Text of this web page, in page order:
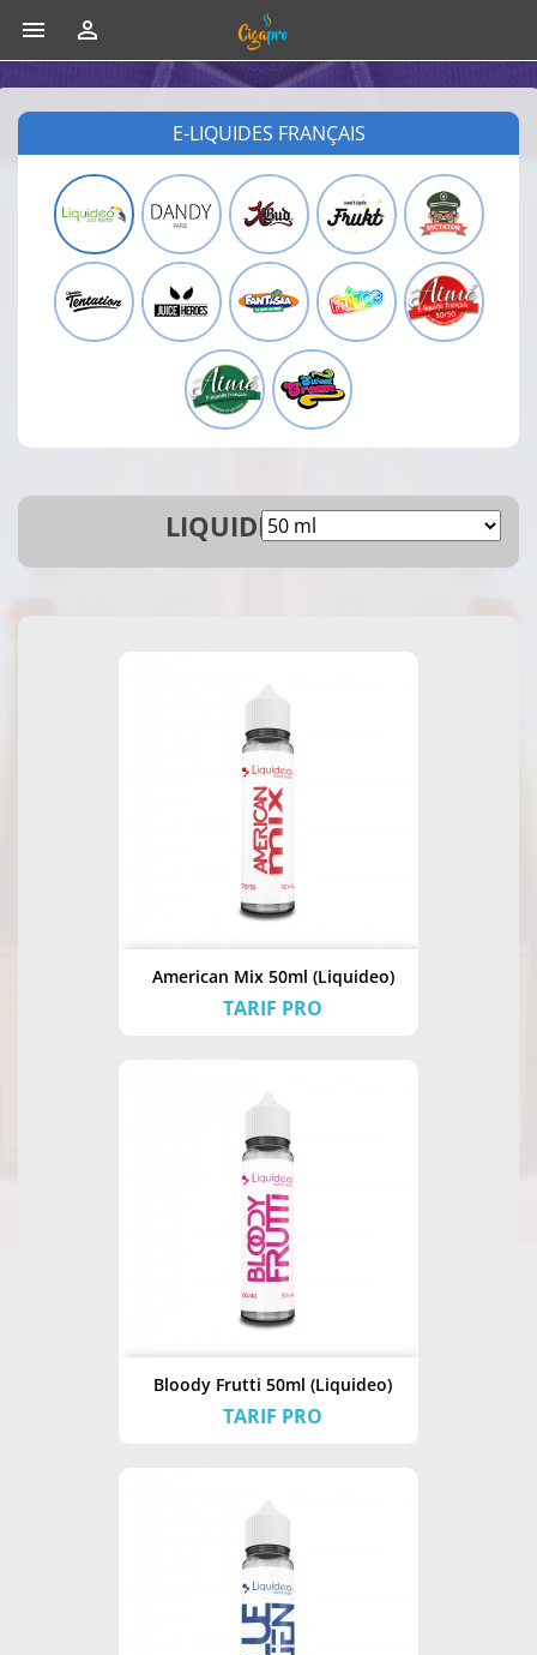
 
E-LIQUIDES FRANÇAIS
LIQUIDEO 50ML
American Mix 50ml (Liquideo)
TARIF PRO
Bloody Frutti 50ml (Liquideo)
TARIF PRO